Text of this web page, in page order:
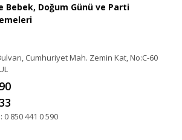
Bebek, Doğum Günü ve Parti
Cumhuriyet Mah. Zemin Kat, No:C-60
0 850 441 0 590